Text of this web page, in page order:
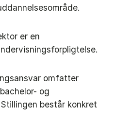
er en
omfatter
og
består konkret